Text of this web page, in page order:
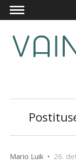
Mario Luik • 26.